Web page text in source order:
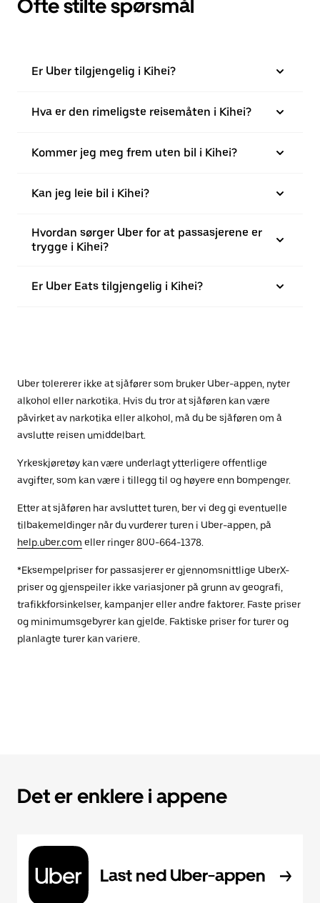
Ofte stilte spørsmål
Er Uber tilgjengelig i Kihei?
Hva er den rimeligste reisemåten i Kihei?
Kommer jeg meg frem uten bil i Kihei?
Kan jeg leie bil i Kihei?
Hvordan sørger Uber for at passasjerene er
trygge i Kihei?
Er Uber Eats tilgjengelig i Kihei?
Uber tolererer ikke at sjåfører som bruker Uber-appen, nyter
alkohol eller narkotika. Hvis du tror at sjåføren kan være
påvirket av narkotika eller alkohol, må du be sjåføren om å
avslutte reisen umiddelbart.
Yrkeskjøretøy kan være underlagt ytterligere offentlige
avgifter, som kan være i tillegg til og høyere enn bompenger.
Etter at sjåføren har avsluttet turen, ber vi deg gi eventuelle
tilbakemeldinger når du vurderer turen i Uber-appen, på
help.uber.com eller ringer 800-664-1378.
*Eksempelpriser for passasjerer er gjennomsnittlige UberX-
priser og gjenspeiler ikke variasjoner på grunn av geografi,
trafikkforsinkelser, kampanjer eller andre faktorer. Faste priser
og minimumsgebyrer kan gjelde. Faktiske priser for turer og
planlagte turer kan variere.
Det er enklere i appene
Last ned Uber-appen